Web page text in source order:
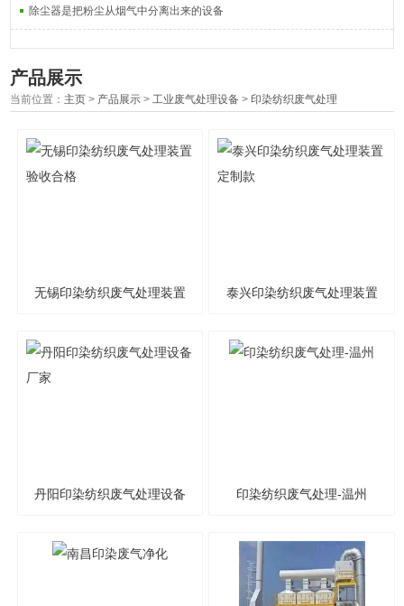
除尘器是把粉尘从烟气中分离出来的设备
产品展示
当前位置： 主页 > 产品展示 >工业废气处理设备 > 印染纺织废气处理
无锡印染纺织废气处理装置 泰兴印染纺织废气处理装置
丹阳印染纺织废气处理设备 印染纺织废气处理-温州